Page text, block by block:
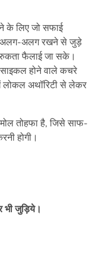
के लिए जो सफाई
अलग-अलग रखने से जुड़े
फैलाई जा सके।
होने वाले कचरे
लोकल अथॉरिटी से लेकर
तोहफा है, जिसे साफ-
होगी।
भीजुड़िये।